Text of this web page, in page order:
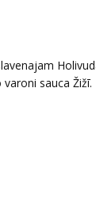
sauca Žižī.